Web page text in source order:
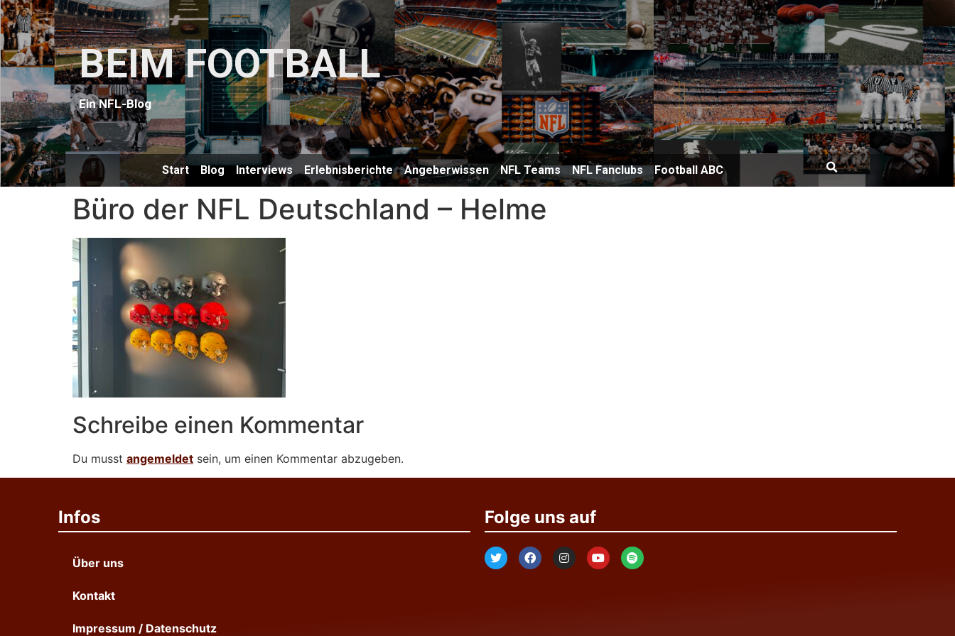
BEIM FOOTBALL
Ein NFL-Blog
Start Blog Interviews Erlebnisberichte Angeberwissen NFL Teams NFL Fanclubs Football ABC
Büro der NFL Deutschland – Helme
Schreibe einen Kommentar
Du musst angemeldet sein, um einen Kommentar abzugeben.
Infos
Über uns
Kontakt
Impressum / Datenschutz
Folge uns auf